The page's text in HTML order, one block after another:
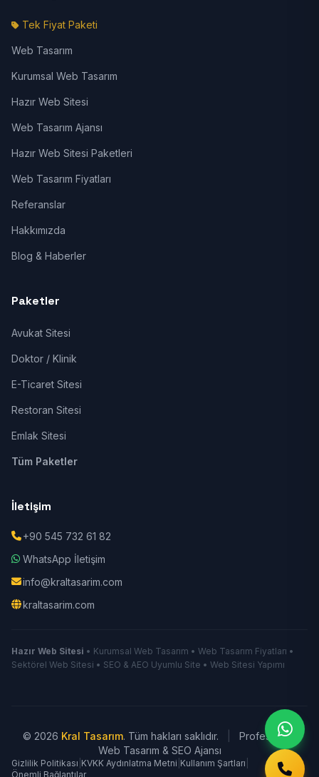
Tek Fiyat Paketi
Web Tasarım
Kurumsal Web Tasarım
Hazır Web Sitesi
Web Tasarım Ajansı
Hazır Web Sitesi Paketleri
Web Tasarım Fiyatları
Referanslar
Hakkımızda
Blog & Haberler
Paketler
Avukat Sitesi
Doktor / Klinik
E-Ticaret Sitesi
Restoran Sitesi
Emlak Sitesi
Tüm Paketler
İletişim
+90 545 732 61 82
WhatsApp İletişim
info@kraltasarim.com
kraltasarim.com
Hazır Web Sitesi • Kurumsal Web Tasarım • Web Tasarım Fiyatları •
Sektörel Web Sitesi • SEO & AEO Uyumlu Site • Web Sitesi Yapımı
© 2026 Kral Tasarım. Tüm hakları saklıdır.
Profesyonel
Web Tasarım & SEO Ajansı
Gizlilik Politikası KVKK Aydınlatma Metni Kullanım Şartları
Önemli Bağlantılar